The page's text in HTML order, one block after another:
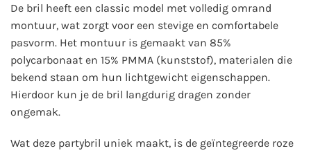
De bril heeft een classic model met volledig omrand
montuur, wat zorgt voor een stevige en comfortabele
pasvorm. Het montuur is gemaakt van 85%
polycarbonaat en 15% PMMA (kunststof), materialen die
bekend staan om hun lichtgewicht eigenschappen.
Hierdoor kun je de bril langdurig dragen zonder
ongemak.
Wat deze partybril uniek maakt, is de geïntegreerde roze